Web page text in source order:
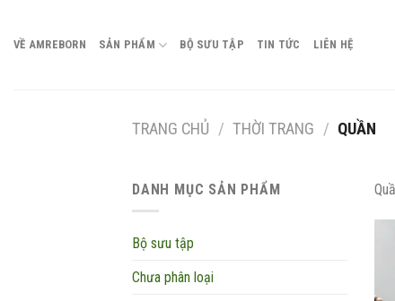
VỀ AMREBORN SẢN PHẨM BỘ SƯU TẬP TIN TỨC LIÊN HỆ
TRANG CHỦ / THỜI TRANG / QUẦN
DANH MỤC SẢN PHẨM
Bộ sưu tập
Chưa phân loại